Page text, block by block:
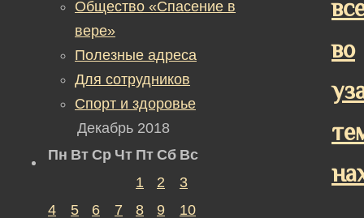
во
Общество «Спасение в
вере»
Полезные адреса
Для сотрудников
Спорт и здоровье
Декабрь 2018
Пн Вт Ср Чт Пт Сб Вс
1
2
3
4
5 6 7 8 9
10